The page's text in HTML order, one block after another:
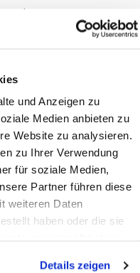
und Anzeigen zu
Medien anbieten zu
Website zu analysieren.
zu Ihrer Verwendung
für soziale Medien,
Partner führen diese
weiteren Daten
haben oder die sie
Details zeigen
aan?